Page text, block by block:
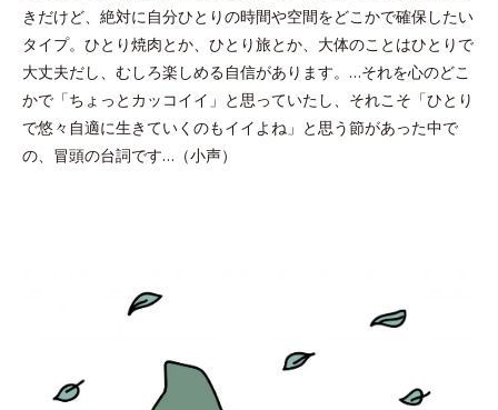
きだけど、絶対に自分ひとりの時間や空間をどこかで確保したい
タイプ。ひとり焼肉とか、ひとり旅とか、大体のことはひとりで
大丈夫だし、むしろ楽しめる自信があります。…それを心のどこ
かで「ちょっとカッコイイ」と思っていたし、それこそ「ひとり
で悠々自適に生きていくのもイイよね」と思う節があった中で
の、冒頭の台詞です…（小声）